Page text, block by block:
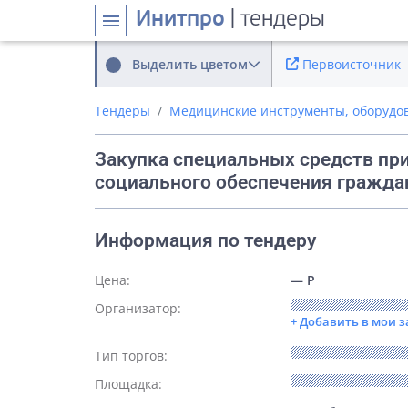
menu Инитпро | тендеры
Выделить цветом Первоисточник
Тендеры Медицинские инструменты,
Закупка специальных средств
социального обеспечения
Информация по тендеру
Цена:
— Р
Организатор:
+ Добавить в мои
Тип торгов:
Площадка: